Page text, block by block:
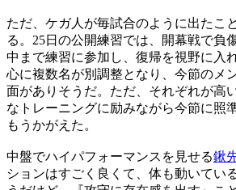
ただ、ケガ人が毎試合のように出たこ
る。25日の公開練習では、開幕戦で負
中まで練習に参加し、復帰を視野に入
心に複数名が別調整となり、今節のメ
面がありそうだ。ただ、それぞれが高
なトレーニングに励みながら今節に照
もうかがえた。
中盤でハイパフォーマンスを見せる鍬
ションはすごく良くて、体も動いてい